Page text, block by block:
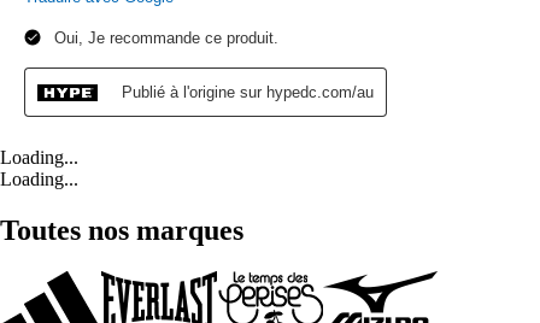
Loading...
Loading...
Toutes nos marques